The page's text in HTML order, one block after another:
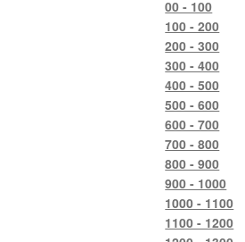
00 - 100
100 - 200
200 - 300
300 - 400
400 - 500
500 - 600
600 - 700
700 - 800
800 - 900
900 - 1000
1000 - 1100
1100 - 1200